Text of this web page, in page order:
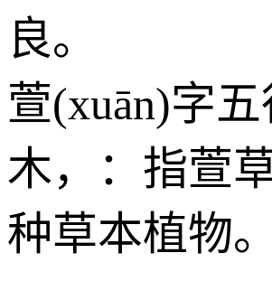
良。
萱(xuān)字
木，：指萱
种草本植物。